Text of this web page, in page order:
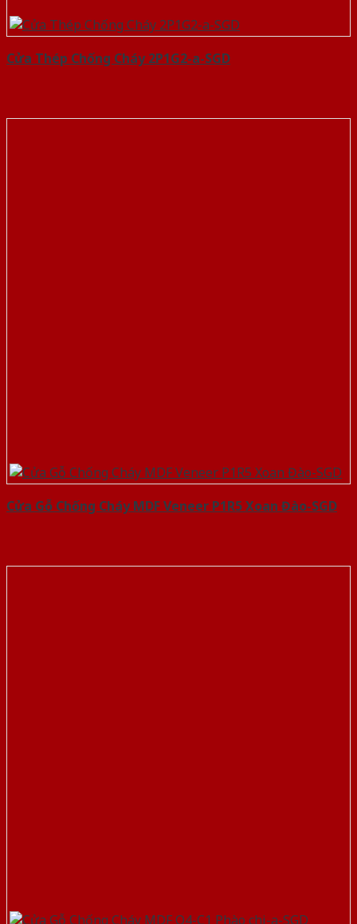
Cửa Thép Chống Cháy 2P1G2-a-SGD
Cửa Gỗ Chống Cháy MDF Veneer P1R5 Xoan Đào-SGD